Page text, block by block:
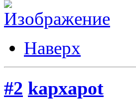
Наверх
#2 kapxapot